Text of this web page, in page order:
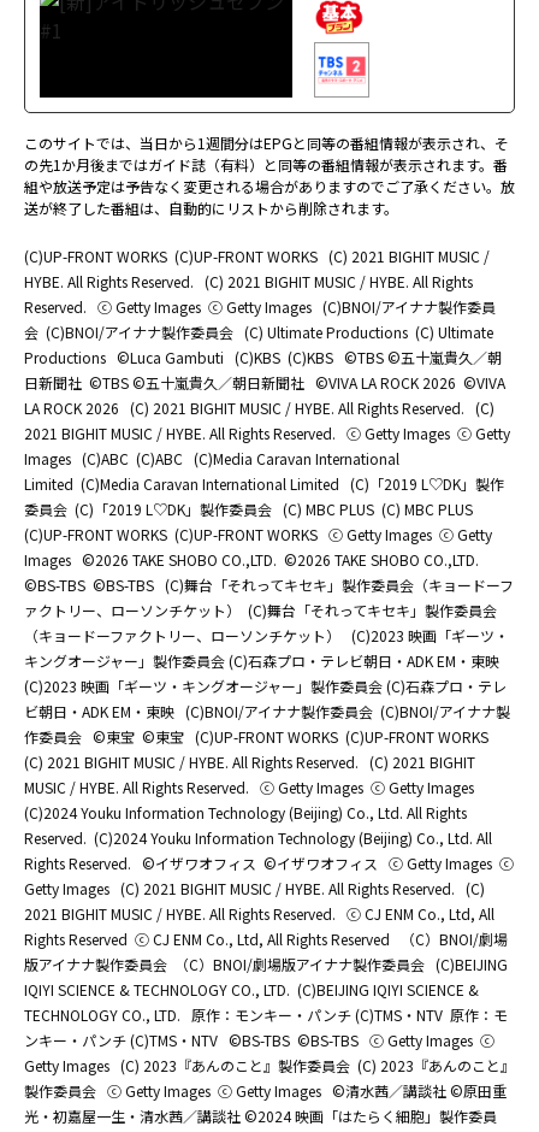
このサイトでは、当日から1週間分はEPGと同等の番組情報が表示され、そ
の先1か月後まではガイド誌（有料）と同等の番組情報が表示されます。番
組や放送予定は予告なく変更される場合がありますのでご了承ください。放
送が終了した番組は、自動的にリストから削除されます。
(C)UP-FRONT WORKS (C)UP-FRONT WORKS (C) 2021 BIGHIT MUSIC /
HYBE. All Rights Reserved. (C) 2021 BIGHIT MUSIC / HYBE. All Rights
Reserved. ⓒ Getty Images ⓒ Getty Images (C)BNOI/アイナナ製作委員
会 (C)BNOI/アイナナ製作委員会 (C) Ultimate Productions (C) Ultimate
Productions ©Luca Gambuti (C)KBS (C)KBS ©TBS ©五十嵐貴久／朝
日新聞社 ©TBS ©五十嵐貴久／朝日新聞社 ©️VIVA LA ROCK 2026 ©️VIVA
LA ROCK 2026 (C) 2021 BIGHIT MUSIC / HYBE. All Rights Reserved. (C)
2021 BIGHIT MUSIC / HYBE. All Rights Reserved. ⓒ Getty Images ⓒ Getty
Images (C)ABC (C)ABC (C)Media Caravan International
Limited (C)Media Caravan International Limited (C)「2019 L♡DK」製作
委員会 (C)「2019 L♡DK」製作委員会 (C) MBC PLUS (C) MBC PLUS
(C)UP-FRONT WORKS (C)UP-FRONT WORKS ⓒ Getty Images ⓒ Getty
Images ©2026 TAKE SHOBO CO.,LTD. ©2026 TAKE SHOBO CO.,LTD.
©BS-TBS ©BS-TBS (C)舞台「それってキセキ」製作委員会（キョードーフ
ァクトリー、ローソンチケット）
(C)舞台「それってキセキ」製作委員会
（キョードーファクトリー、ローソンチケット）
(C)2023 映画「ギーツ・
キングオージャー」製作委員会 (C)石森プロ・テレビ朝日・ADK EM・東映
(C)2023 映画「ギーツ・キングオージャー」製作委員会 (C)石森プロ・テレ
ビ朝日・ADK EM・東映 (C)BNOI/アイナナ製作委員会 (C)BNOI/アイナナ製
作委員会 ©東宝 ©東宝 (C)UP-FRONT WORKS (C)UP-FRONT WORKS
(C) 2021 BIGHIT MUSIC / HYBE. All Rights Reserved. (C) 2021 BIGHIT
MUSIC / HYBE. All Rights Reserved. ⓒ Getty Images ⓒ Getty Images
(C)2024 Youku Information Technology (Beijing) Co., Ltd. All Rights
Reserved. (C)2024 Youku Information Technology (Beijing) Co., Ltd. All
Rights Reserved. ©イザワオフィス ©イザワオフィス ⓒ Getty Images ⓒ
Getty Images (C) 2021 BIGHIT MUSIC / HYBE. All Rights Reserved. (C)
2021 BIGHIT MUSIC / HYBE. All Rights Reserved. ⓒ CJ ENM Co., Ltd, All
Rights Reserved ⓒ CJ ENM Co., Ltd, All Rights Reserved
（C）BNOI/劇場
版アイナナ製作委員会
（C）BNOI/劇場版アイナナ製作委員会 (C)BEIJING
IQIYI SCIENCE & TECHNOLOGY CO., LTD. (C)BEIJING IQIYI SCIENCE &
TECHNOLOGY CO., LTD.
原作：モンキー・パンチ (C)TMS・NTV 原作：モ
ンキー・パンチ (C)TMS・NTV ©BS-TBS ©BS-TBS ⓒ Getty Images ⓒ
Getty Images (C) 2023『あんのこと』製作委員会 (C) 2023『あんのこと』
製作委員会 ⓒ Getty Images ⓒ Getty Images ©清水茜／講談社 ©原田重
光・初嘉屋一生・清水茜／講談社 ©2024 映画「はたらく細胞」製作委員